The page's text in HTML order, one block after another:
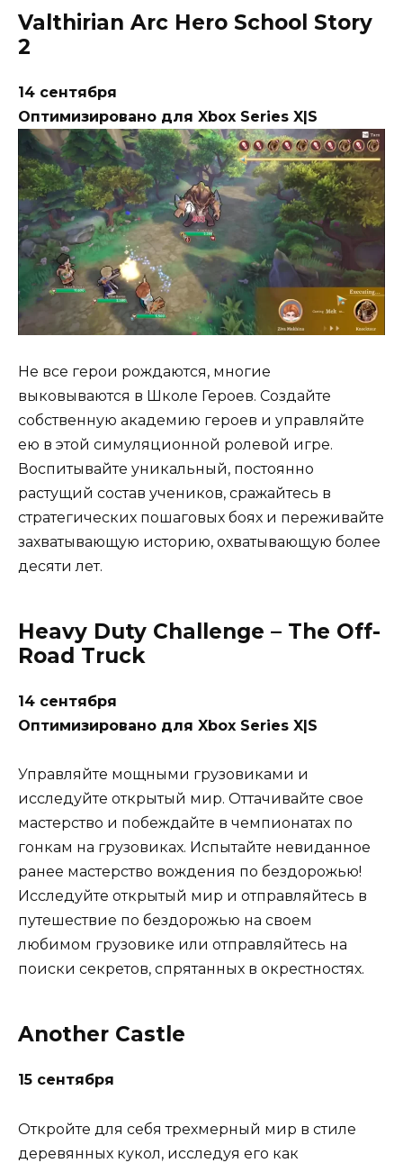
Valthirian Arc Hero School Story
2
14 сентября
Оптимизировано для Xbox Series X|S
Не все герои рождаются, многие
выковываются в Школе Героев. Создайте
собственную академию героев и управляйте
ею в этой симуляционной ролевой игре.
Воспитывайте уникальный, постоянно
растущий состав учеников, сражайтесь в
стратегических пошаговых боях и переживайте
захватывающую историю, охватывающую более
десяти лет.
Heavy Duty Challenge – The Off-
Road Truck
14 сентября
Оптимизировано для Xbox Series X|S
Управляйте мощными грузовиками и
исследуйте открытый мир. Оттачивайте свое
мастерство и побеждайте в чемпионатах по
гонкам на грузовиках. Испытайте невиданное
ранее мастерство вождения по бездорожью!
Исследуйте открытый мир и отправляйтесь в
путешествие по бездорожью на своем
любимом грузовике или отправляйтесь на
поиски секретов, спрятанных в окрестностях.
Another Castle
15 сентября
Откройте для себя трехмерный мир в стиле
деревянных кукол, исследуя его как